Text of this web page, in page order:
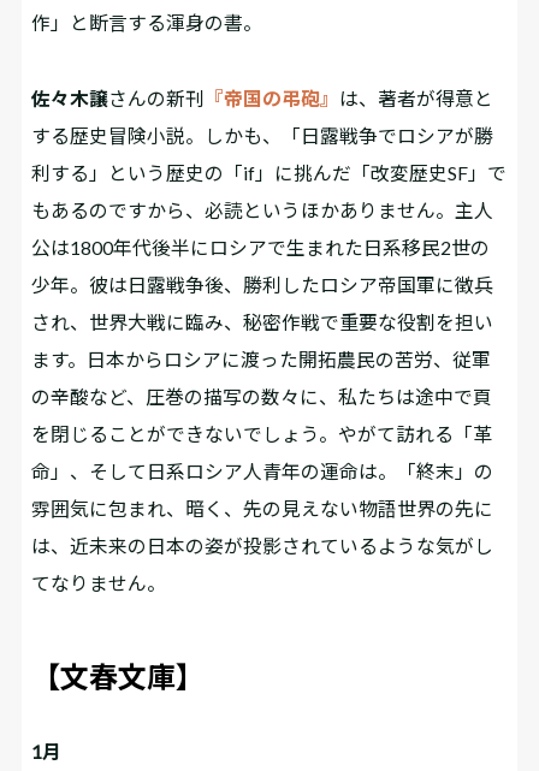
作」と断言する渾身の書。
佐々木譲さんの新刊 『帝国の弔砲』 は、著者が得意と
する歴史冒険小説。しかも、「日露戦争でロシアが勝
利する」という歴史の「if」に挑んだ「改変歴史SF」で
もあるのですから、必読というほかありません。主人
公は1800年代後半にロシアで生まれた日系移民2世の
少年。彼は日露戦争後、勝利したロシア帝国軍に徴兵
され、世界大戦に臨み、秘密作戦で重要な役割を担い
ます。日本からロシアに渡った開拓農民の苦労、従軍
の辛酸など、圧巻の描写の数々に、私たちは途中で頁
を閉じることができないでしょう。やがて訪れる「革
命」、そして日系ロシア人青年の運命は――。「終末」の
雰囲気に包まれ、暗く、先の見えない物語世界の先に
は、近未来の日本の姿が投影されているような気がし
てなりません。
【文春文庫】
1月